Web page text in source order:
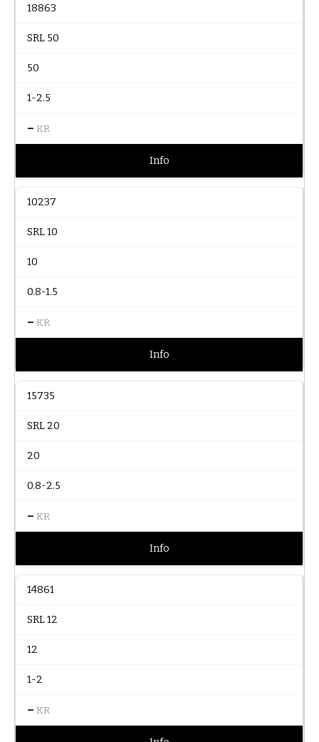
18863
SRL 50
50
1-2.5
– KR
Info
10237
SRL 10
10
0.8-1.5
– KR
Info
15735
SRL 20
20
0.8-2.5
– KR
Info
14861
SRL 12
12
1-2
– KR